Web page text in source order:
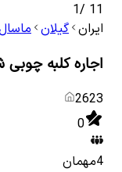
11
/
1
ایران گیلان
اجاره کلبه
2623
0
4مهمان